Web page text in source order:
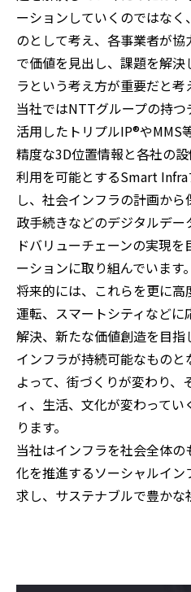
ーションしていくのではな
のとして考え、各事業者が
で価値を見出し、課題を解
ラという考え方が重要だと考
当社ではNTTグループの持
活用したトリプルIP®やMMS
精度な3D位置情報と各社の
利用を可能とするSmart
し、社会インフラの計画か
政手続きなどのデジタルデ
ドバリューチェーンの実現
ーションに取り組んでいます。
将来的には、これらを更に
運転、スマートシティなど
解決、新たな価値創造を目指
インフラが持続可能なもの
よって、街づくりが変わり
ィ、生活、文化が変わって
ります。
当社はインフラを社会全体
化を推進するソーシャルイ
求し、サステナブルで豊かな